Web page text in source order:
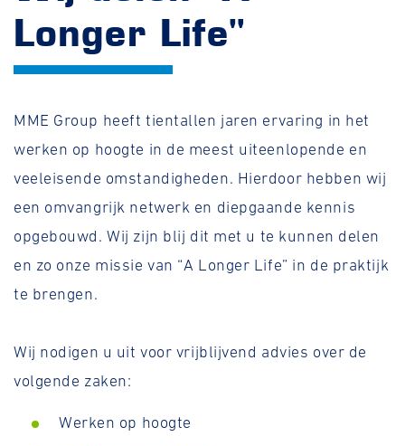
Longer Life"
MME Group heeft tientallen jaren ervaring in het
werken op hoogte in de meest uiteenlopende en
veeleisende omstandigheden. Hierdoor hebben wij
een omvangrijk netwerk en diepgaande kennis
opgebouwd. Wij zijn blij dit met u te kunnen delen
en zo onze missie van “A Longer Life” in de praktijk
te brengen.
Wij nodigen u uit voor vrijblijvend advies over de
volgende zaken:
Werken op hoogte